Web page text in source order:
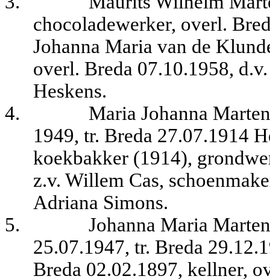
chocoladewerker, overl.
Johanna Maria van de
overl. Breda 07.10.1958,
Heskens.
4.
Maria Johanna
1949, tr. Breda 27.07.1914
koekbakker (1914),
z.v. Willem Cas,
Adriana Simons.
5.
Johanna Maria
25.07.1947, tr. Breda
Breda 02.02.1897, kellner,